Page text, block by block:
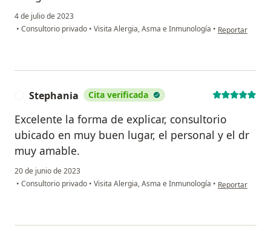
4 de julio de 2023
• Consultorio privado • Visita Alergia, Asma e Inmunología • en opinión del
Reportar
Stephania Cita verificada
Excelente la forma de explicar, consultorio
ubicado en muy buen lugar, el personal y el dr
muy amable.
20 de junio de 2023
• Consultorio privado • Visita Alergia, Asma e Inmunología • en opinión del
Reportar